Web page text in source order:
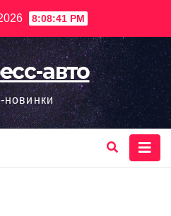
8:08:42 PM
авто
новинки